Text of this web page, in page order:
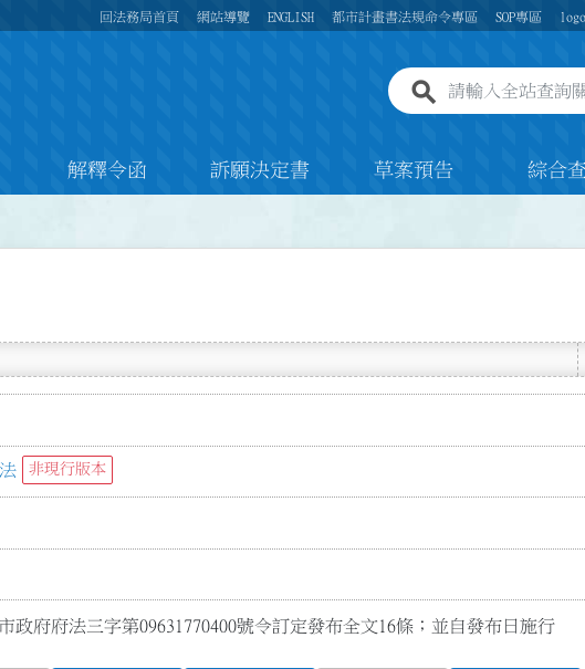
回法務局首頁 網站導覽 ENGLISH 都市計畫書法規命令專區 SOP專區
全站查詢關鍵字欄
解釋令函 訴願決定書 草案預告 綜合
非現行版本
政府府法三字第09631770400號令訂定發布全文16條；並自發布日施行